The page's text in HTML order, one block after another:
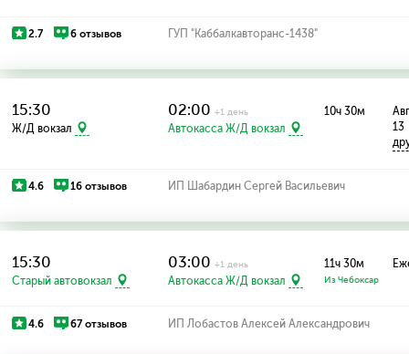
2.7 6 отзывов ГУП "Каббалкавторанс-1438"
15:30
Ж/Д вокзал
02:00+1 день
Автокасса Ж/Д вокзал
10ч 30м
13
4.6 16 отзывов ИП Шабардин Сергей Васильевич
15:30
Старый автовокзал
03:00+1 день
Автокасса Ж/Д вокзал
11ч 30м
Из Чебоксар
4.6 67 отзывов ИП Лобастов Алексей Александрович